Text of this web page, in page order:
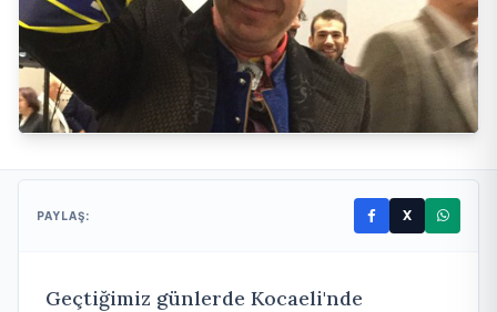
PAYLAŞ: X
Geçtiğimiz günlerde Kocaeli'nde